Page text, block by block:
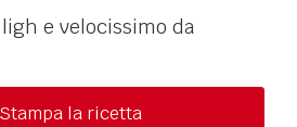
e velocissimo da
Stampa la ricetta